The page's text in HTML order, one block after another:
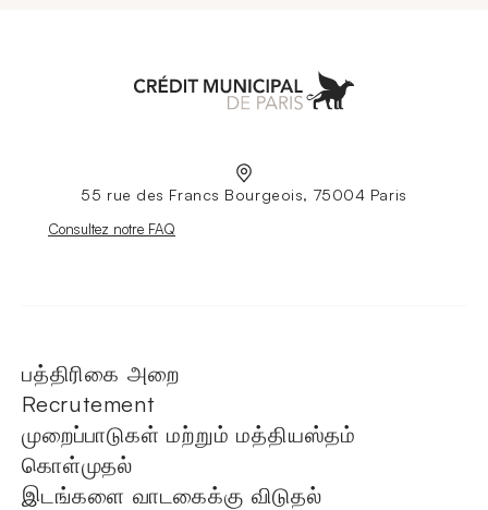
55 rue des Francs Bourgeois, 75004 Paris
Nouvelle fenêtre
Consultez notre FAQ
பத்திரிகை அறை
Recrutement
முறைப்பாடுகள் மற்றும் மத்தியஸ்தம்
கொள்முதல்
இடங்களை வாடகைக்கு விடுதல்